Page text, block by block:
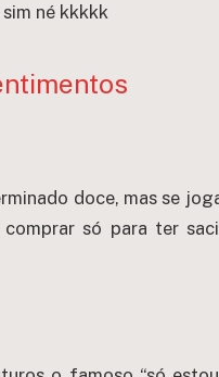
né kkkkk
doce, mas se
só para ter